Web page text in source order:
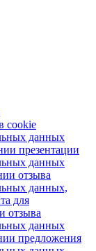
cookie
данных
презентации
данных
отзыва
данных,
для
отзыва
данных
предложения